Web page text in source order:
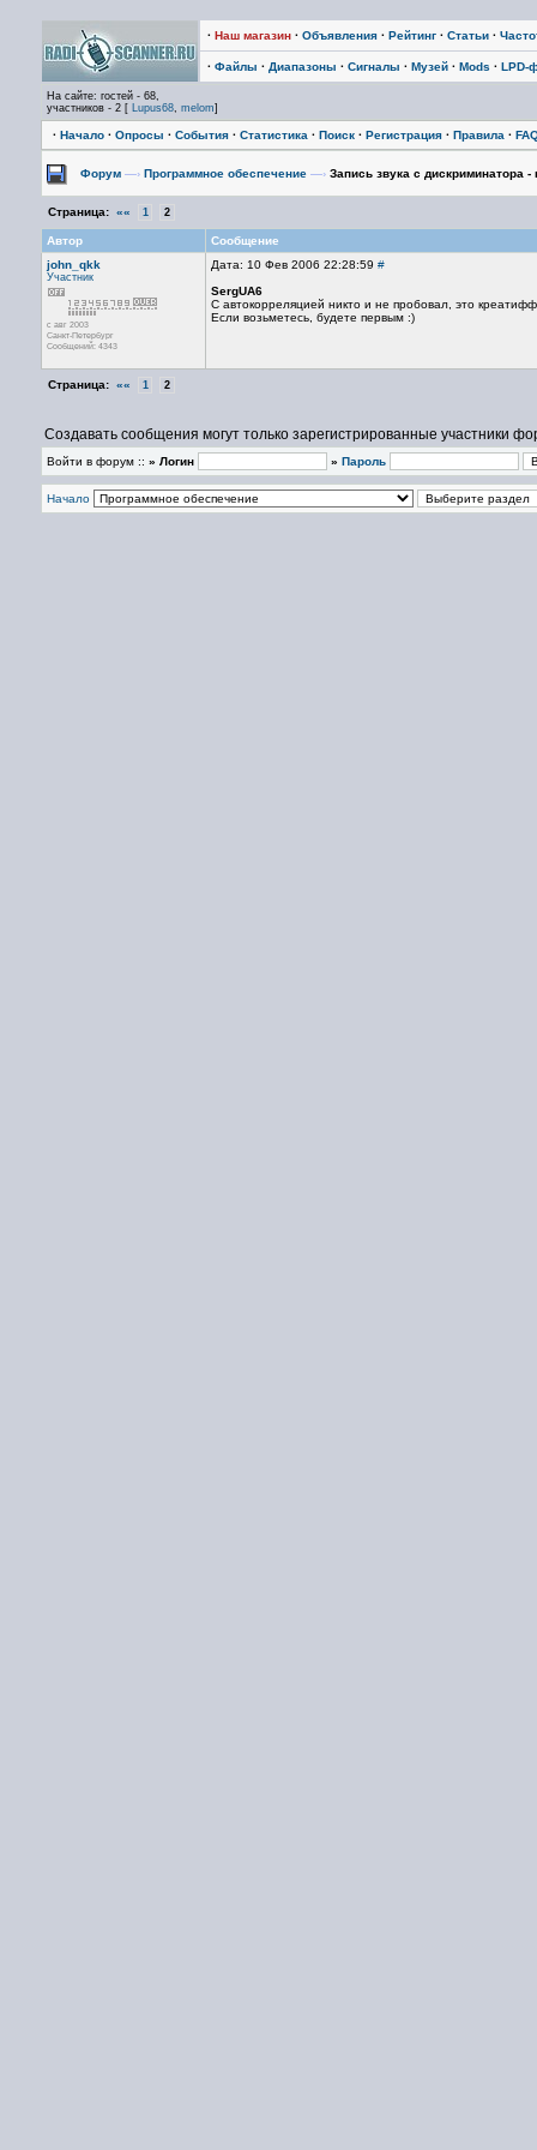
· Наш магазин · Объявления · Рейтинг · Статьи ·
· Файлы · Диапазоны · Сигналы · Музей · Mods · LPD-
На сайте: гостей - 68,
участников - 2 [ Lupus68, melom]
· Начало · Опросы · События · Статистика · Поиск · Регистрация · Правила ·
Форум —› Программное обеспечение —› Запись звука с дискриминатора
Страница: «« 1 2
Автор
Сообщение
john_qkk
Участник
с авг 2003
Санкт-Петербург
Сообщений: 4343
Дата: 10 Фев 2006 22:28:59 #
SergUA6
C автокорреляцией никто и не пробовал, это
Если возьметесь, будете первым :)
Страница: «« 1 2
Создавать сообщения могут только зарегистрированные участники
Войти в форум :: » Логин » Пароль
Начало